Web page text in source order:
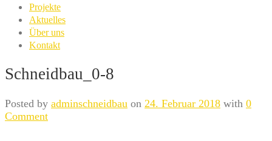
Projekte
Aktuelles
Über uns
Kontakt
Schneidbau_0-8
Posted by adminschneidbau on 24. Februar 2018 with 0
Comment